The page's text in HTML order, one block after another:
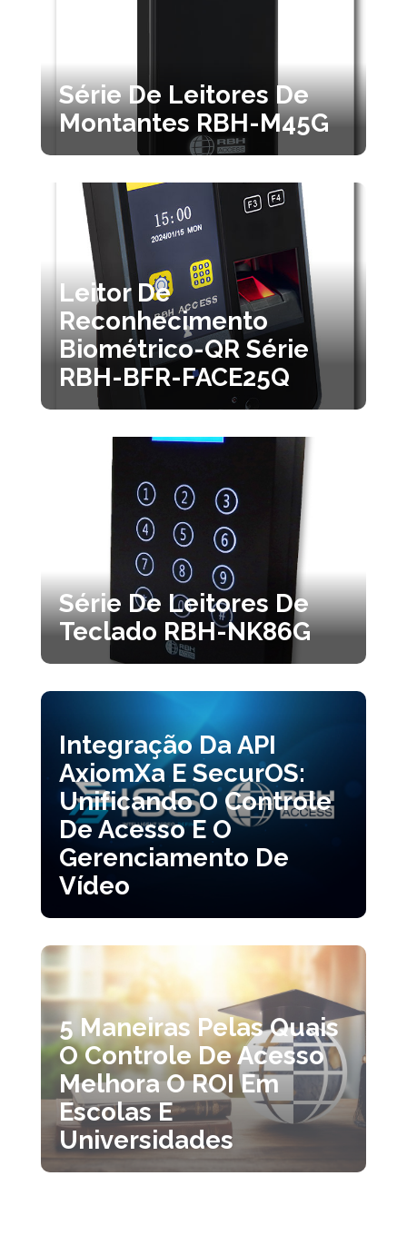
Série De Leitores De
Montantes RBH-M45G
Leitor De
Reconhecimento
Biométrico-QR Série
RBH-BFR-FACE25Q
Série De Leitores De
Teclado RBH-NK86G
Integração Da API
AxiomXa E SecurOS:
Unificando O Controle
De Acesso E O
Gerenciamento De
Vídeo
5 Maneiras Pelas Quais
O Controle De Acesso
Melhora O ROI Em
Escolas E
Universidades